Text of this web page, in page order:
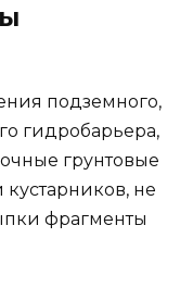
подземного,
гидробарьера,
грунтовые
не
фрагменты